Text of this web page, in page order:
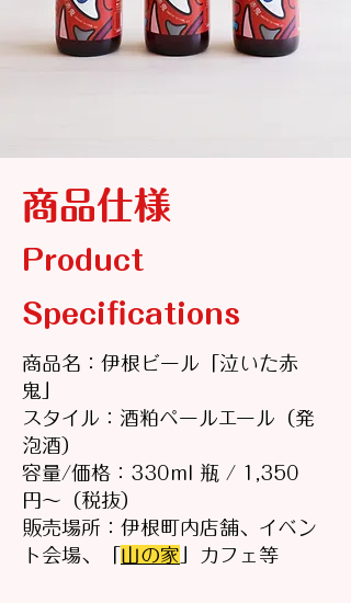
商品仕様
Product
Specifications
商品名：伊根ビール「泣いた赤
鬼」
スタイル：酒粕ペールエール（発
泡酒）
容量/価格：330ml 瓶 / 1,350
円〜（税抜）
販売場所：伊根町内店舗、イベン
ト会場、
山の家 」カフェ等